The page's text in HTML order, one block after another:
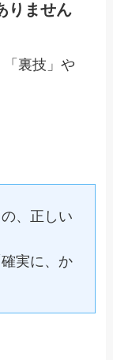
りません
裏技」や
、正しい
実に、か